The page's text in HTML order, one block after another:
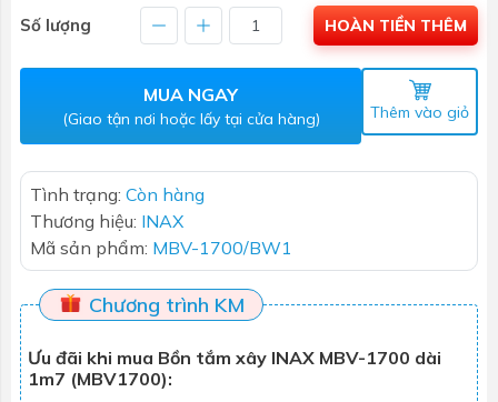
Số lượng HOÀN TIỀN THÊM
MUA NGAY
(Giao tận nơi hoặc lấy tại cửa hàng) Thêm vào giỏ
Tình trạng: Còn hàng
Thương hiệu: INAX
Mã sản phẩm: MBV-1700/BW1
Chương trình KM
Ưu đãi khi mua Bồn tắm xây INAX MBV-1700 dài
1m7 (MBV1700):